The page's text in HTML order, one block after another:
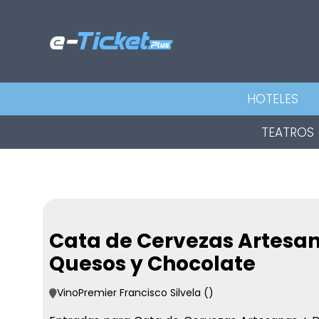
HOTELES
TEATROS
Cata de Cervezas
Quesos y Chocolate
VinoPremier Francisco Silvela ()